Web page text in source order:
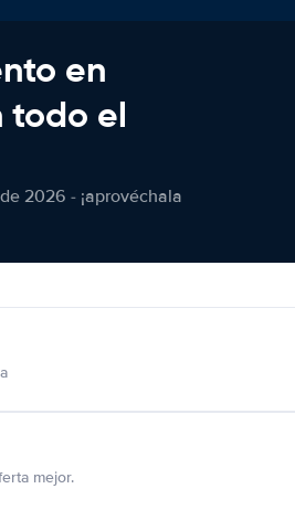
en
todo el
2026 - ¡aprovéchala
mejor.